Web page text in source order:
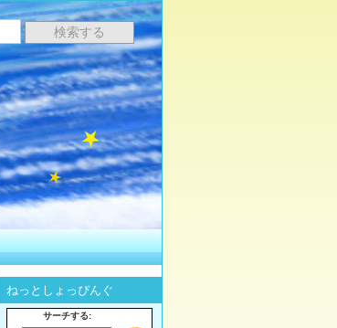
ねっとしょっぴんぐ
サーチする: